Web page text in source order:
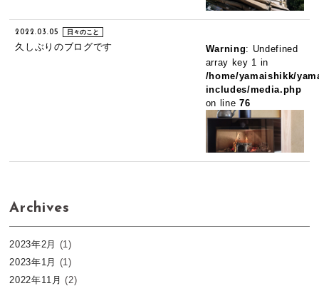
Warning: Undefined
array key 1 in
/home/yamaishikk/
includes/media.php
on line76
2022.03.05 日々のこと
久しぶりのブログです
Archives
2023年2月 (1)
2023年1月 (1)
2022年11月 (2)